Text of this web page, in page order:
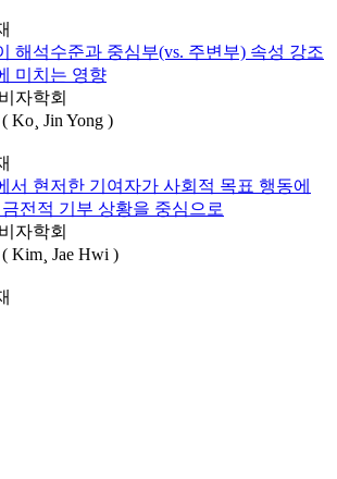
해석수준과 중심부(vs. 주변부) 속성 강조
미치는 영향
자학회
Ko¸ Jin Yong )
서 현저한 기여자가 사회적 목표 행동에
전적 기부 상황을 중심으로
자학회
Kim¸ Jae Hwi )